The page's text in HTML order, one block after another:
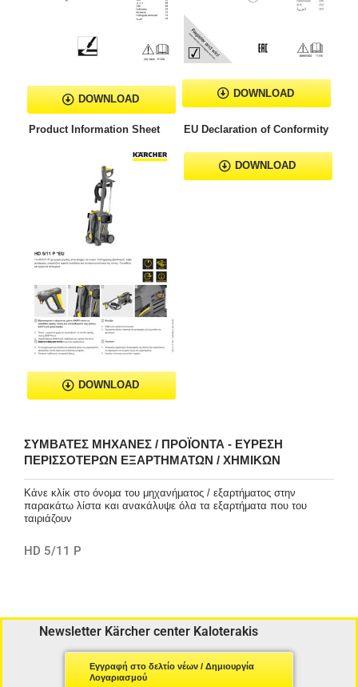
DOWNLOAD
DOWNLOAD
Product Information Sheet
DOWNLOAD
EU Declaration of Conformity
DOWNLOAD
ΣΥΜΒΑΤΈΣ ΜΗΧΑΝΈΣ / ΠΡΟΪΌΝΤΑ - ΕΎΡΕΣΗ
ΠΕΡΙΣΣΌΤΕΡΩΝ ΕΞΑΡΤΗΜΆΤΩΝ / ΧΗΜΙΚΏΝ
Κάνε κλίκ στο όνομα του μηχανήματος / εξαρτήματος στην
παρακάτω λίστα και ανακάλυψε όλα τα εξαρτήματα που του
ταιριάζουν
HD 5/11 P
Newsletter Kärcher center Kaloterakis
Εγγραφή στο δελτίο νέων / Δημιουργία
Λογαριασμού